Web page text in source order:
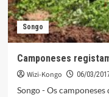
Songo
Camponeses
Wizi-Kongo 06/03/
Songo - Os